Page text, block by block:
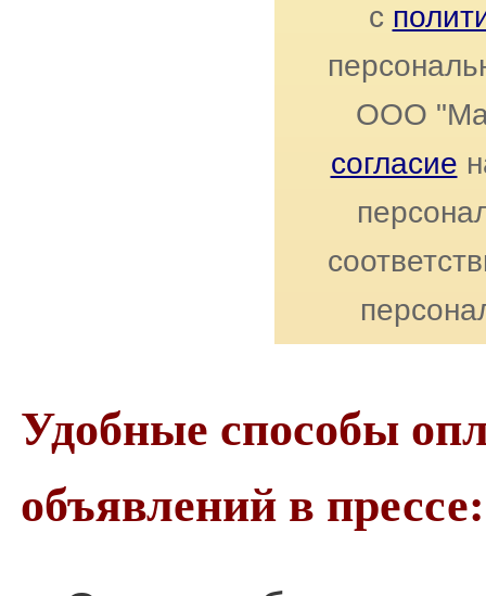
с
ООО
согласие
Удобные способы
объявлений в прессе: